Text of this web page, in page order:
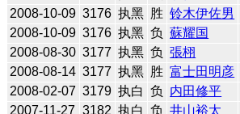
2008-10-09 3176 执黑 胜 铃木伊佐男
2008-10-09 3176 执黑 负 蘇耀国
2008-08-30 3177 执黑 负 張栩
2008-08-14 3177 执黑 胜 富士田明彦
2008-02-07 3179 执白 负 内田修平
2007-11-27 3182 执白 负 井山裕太